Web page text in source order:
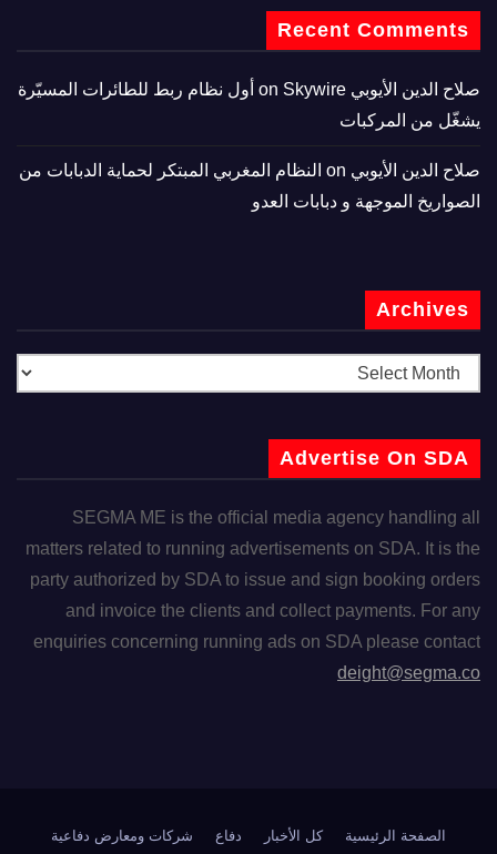
Recent Comments
صلاح الدين الأيوبي
Skywire أول نظام ربط للطائرات المسيّرة
يشغّل من المركبات
صلاح الدين الأيوبي
النظام المغربي المبتكر لحماية الدبابات من
الصواريخ الموجهة و دبابات العدو
Archives
Advertise On SDA
SEGMA ME is the official media agency handling all
matters related to running advertisements on SDA. It is the
party authorized by SDA to issue and sign booking orders
and invoice the clients and collect payments. For any
enquiries concerning running ads on SDA please contact
deight@segma.co
الصفحة الرئيسية كل الأخبار دفاع شركات ومعارض دفاعية